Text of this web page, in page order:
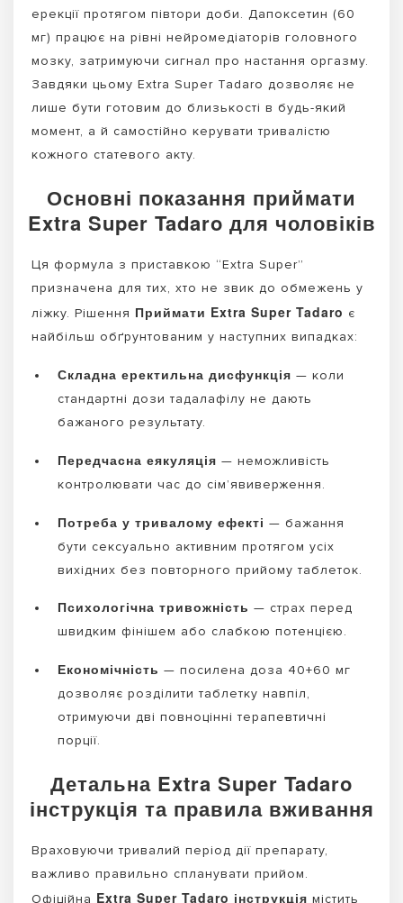
ерекції протягом півтори доби. Дапоксетин (60
мг) працює на рівні нейромедіаторів головного
мозку, затримуючи сигнал про настання оргазму.
Завдяки цьому Extra Super Tadaro дозволяє не
лише бути готовим до близькості в будь-який
момент, а й самостійно керувати тривалістю
кожного статевого акту.
Основні показання приймати
Extra Super Tadaro для чоловіків
Ця формула з приставкою “Extra Super”
призначена для тих, хто не звик до обмежень у
ліжку. Рішення Приймати Extra Super Tadaro є
найбільш обґрунтованим у наступних випадках:
Складна еректильна дисфункція — коли
стандартні дози тадалафілу не дають
бажаного результату.
Передчасна еякуляція — неможливість
контролювати час до сім’явиверження.
Потреба у тривалому ефекті — бажання
бути сексуально активним протягом усіх
вихідних без повторного прийому таблеток.
Психологічна тривожність — страх перед
швидким фінішем або слабкою потенцією.
Економічність — посилена доза 40+60 мг
дозволяє розділити таблетку навпіл,
отримуючи дві повноцінні терапевтичні
порції.
Детальна Extra Super Tadaro
інструкція та правила вживання
Враховуючи тривалий період дії препарату,
важливо правильно спланувати прийом.
Офіційна Extra Super Tadaro інструкція містить